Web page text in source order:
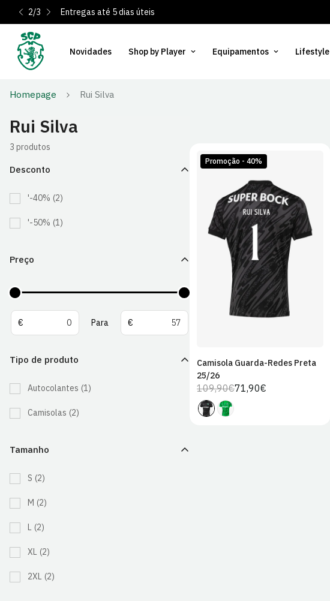
Entregas até 5 dias úteis
2/3
Novidades Shop by Player Equipamentos Lifestyle
Homepage Rui Silva
Rui Silva
3 produtos
Desconto
'-40% (2)
'-50% (1)
Preço
De
€ Para
Para
€
Tipo de produto
Autocolantes (1)
Camisolas (2)
Tamanho
S (2)
M (2)
L (2)
XL (2)
2XL (2)
Promoção - 40%
S M L XL
2XL
Camisola Guarda-Redes Preta
25/26
Preço
regular
109,90€Preço
de
71,90€